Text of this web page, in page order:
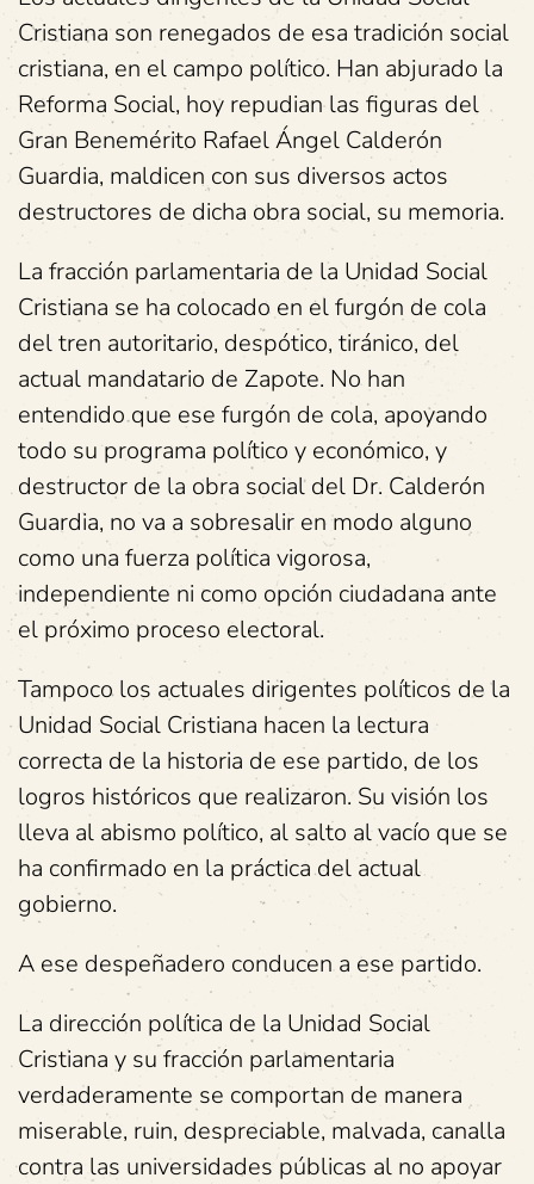
Cristiana son renegados de esa tradición social
cristiana, en el campo político. Han abjurado la
Reforma Social, hoy repudian las figuras del
Gran Benemérito Rafael Ángel Calderón
Guardia, maldicen con sus diversos actos
destructores de dicha obra social, su memoria.
La fracción parlamentaria de la Unidad Social
Cristiana se ha colocado en el furgón de cola
del tren autoritario, despótico, tiránico, del
actual mandatario de Zapote. No han
entendido que ese furgón de cola, apoyando
todo su programa político y económico, y
destructor de la obra social del Dr. Calderón
Guardia, no va a sobresalir en modo alguno
como una fuerza política vigorosa,
independiente ni como opción ciudadana ante
el próximo proceso electoral.
Tampoco los actuales dirigentes políticos de la
Unidad Social Cristiana hacen la lectura
correcta de la historia de ese partido, de los
logros históricos que realizaron. Su visión los
lleva al abismo político, al salto al vacío que se
ha confirmado en la práctica del actual
gobierno.
A ese despeñadero conducen a ese partido.
La dirección política de la Unidad Social
Cristiana y su fracción parlamentaria
verdaderamente se comportan de manera
miserable, ruin, despreciable, malvada, canalla
contra las universidades públicas al no apoyar